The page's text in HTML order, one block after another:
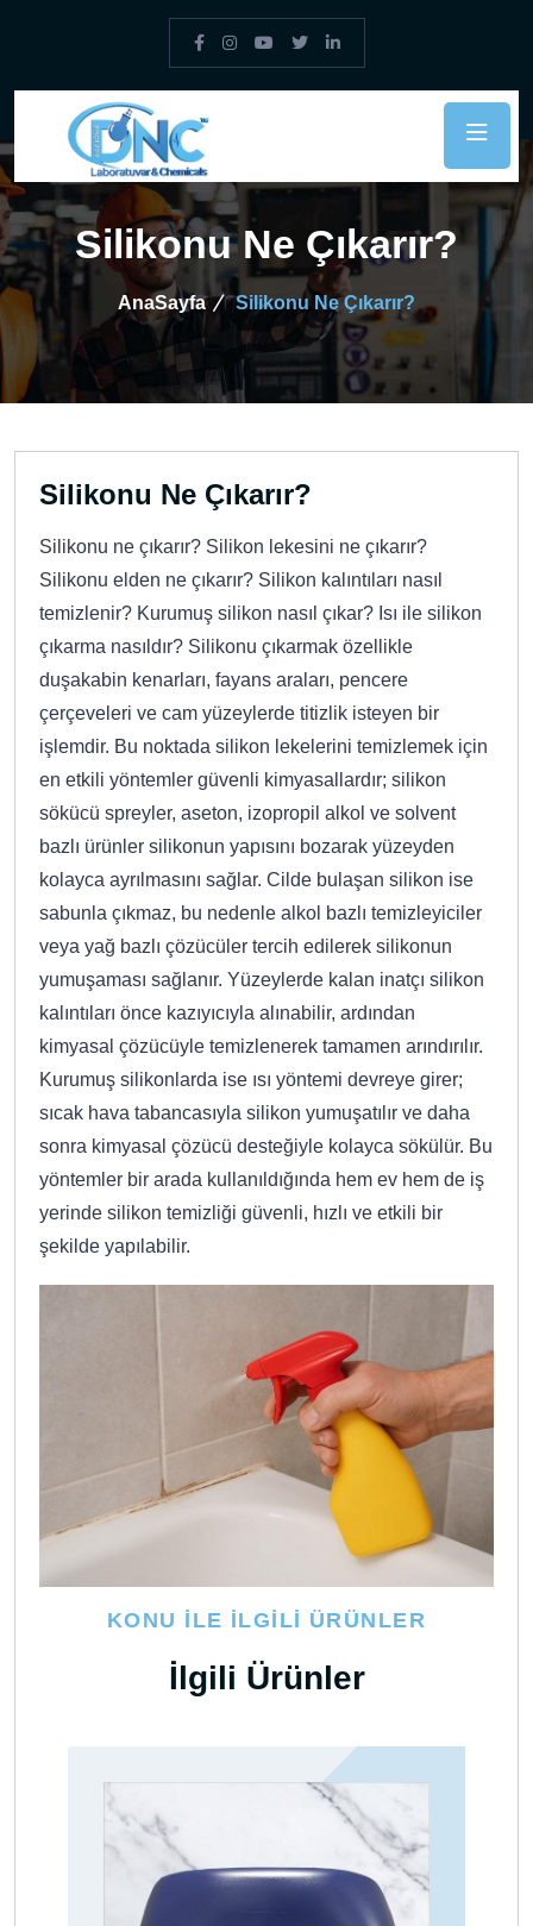
Silikonu Ne Çıkarır?
AnaSayfa Silikonu Ne Çıkarır?
Silikonu Ne Çıkarır?
Silikonu ne çıkarır? Silikon lekesini ne çıkarır?
Silikonu elden ne çıkarır? Silikon kalıntıları nasıl
temizlenir? Kurumuş silikon nasıl çıkar? Isı ile silikon
çıkarma nasıldır? Silikonu çıkarmak özellikle
duşakabin kenarları, fayans araları, pencere
çerçeveleri ve cam yüzeylerde titizlik isteyen bir
işlemdir. Bu noktada silikon lekelerini temizlemek için
en etkili yöntemler güvenli kimyasallardır; silikon
sökücü spreyler, aseton, izopropil alkol ve solvent
bazlı ürünler silikonun yapısını bozarak yüzeyden
kolayca ayrılmasını sağlar. Cilde bulaşan silikon ise
sabunla çıkmaz, bu nedenle alkol bazlı temizleyiciler
veya yağ bazlı çözücüler tercih edilerek silikonun
yumuşaması sağlanır. Yüzeylerde kalan inatçı silikon
kalıntıları önce kazıyıcıyla alınabilir, ardından
kimyasal çözücüyle temizlenerek tamamen arındırılır.
Kurumuş silikonlarda ise ısı yöntemi devreye girer;
sıcak hava tabancasıyla silikon yumuşatılır ve daha
sonra kimyasal çözücü desteğiyle kolayca sökülür. Bu
yöntemler bir arada kullanıldığında hem ev hem de iş
yerinde silikon temizliği güvenli, hızlı ve etkili bir
şekilde yapılabilir.
KONU İLE İLGILI ÜRÜNLER
İlgili Ürünler